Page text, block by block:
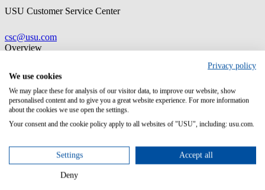
USU Customer Service Center
csc@usu.com
Overview
Germany (Headquarter)
71696 Möglingen
+49 7141 4867-0
Privacy policy
We use cookies
We may place these for analysis of our visitor data, to improve our website, show
personalised content and to give you a great website experience. For more information
about the cookies we use open the settings.
Your consent and the cookie policy apply to all websites of "USU", including: usu.com.
Settings Accept all
Deny